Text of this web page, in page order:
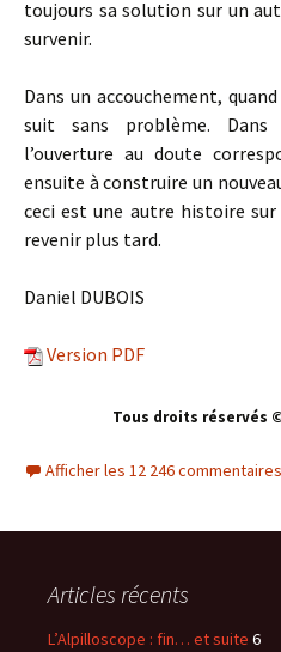
toujours sa solution sur un
survenir.
Dans un accouchement,
suit sans problème.
l’ouverture au doute
ensuite à construire un
ceci est une autre histoire
revenir plus tard.
Daniel DUBOIS
Version PDF
Tous droits réservés
Afficher les 12 246 commentaires
Articles récents
L’Alpilloscope : fin… et suite 6